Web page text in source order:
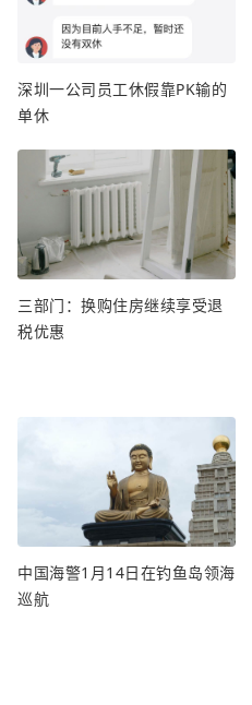
深圳一公司员工休假靠PK输的
单休
三部门：换购住房继续享受退
税优惠
中国海警1月14日在钓鱼岛领海
巡航